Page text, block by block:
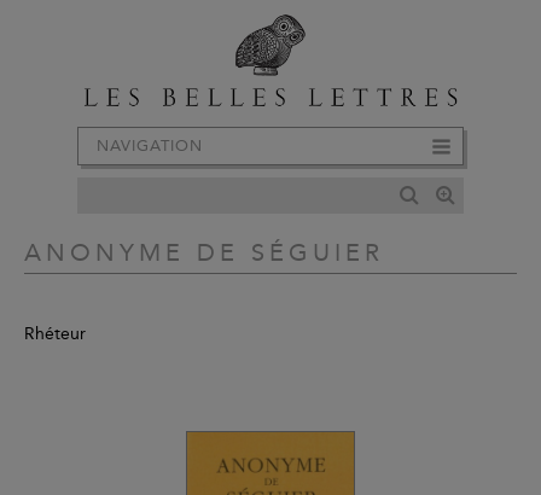
NAVIGATION
ANONYME DE SÉGUIER
Rhéteur